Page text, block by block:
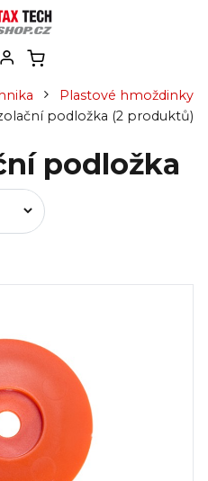
Plastové hmoždinky
podložka (2 produktů)
podložka